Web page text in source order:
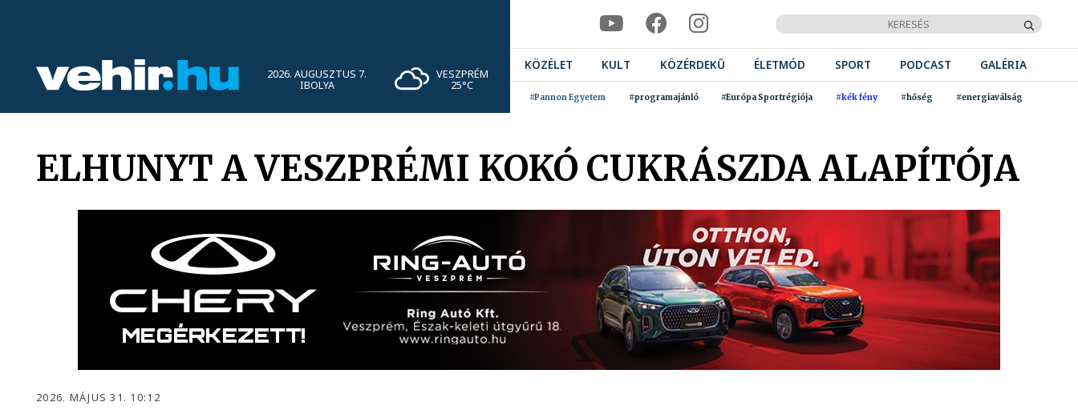
2026. AUGUSZTUS 7.
IBOLYA
VESZPRÉM
25°C
KÖZÉLET KULT KÖZÉRDEKŰ ÉLETMÓD SPORT PODCAST GALÉRIA
#Pannon Egyetem #programajánló #Európa Sportrégiója #kék fény #hőség #energiaválság
ELHUNYT A VESZPRÉMI KOKÓ CUKRÁSZDA ALAPÍTÓJA
2026. MÁJUS 31. 10:12